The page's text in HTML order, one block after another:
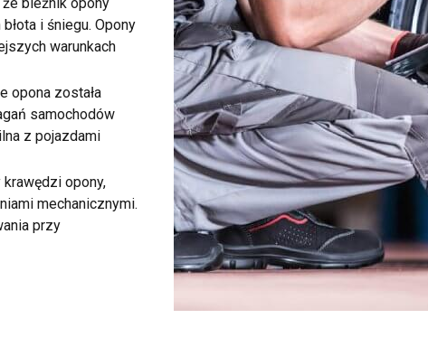
bieżnik opony
i śniegu. Opony
warunkach
opona została
samochodów
z pojazdami
opony,
mechanicznymi.
przy